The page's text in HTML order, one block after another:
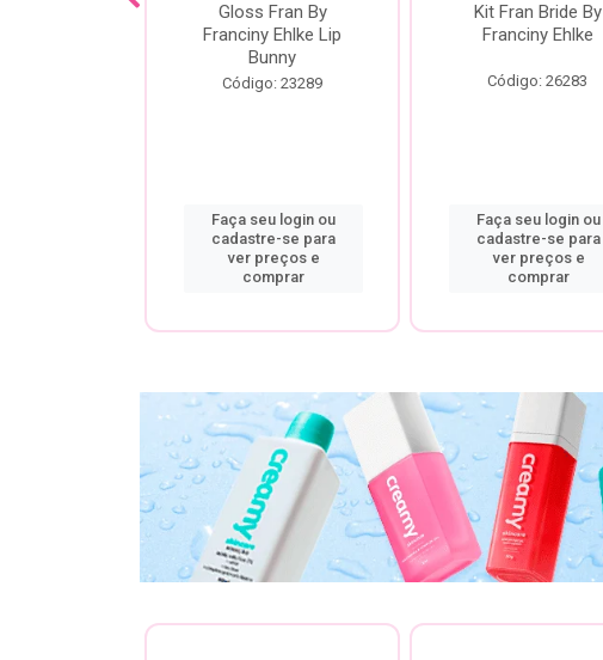
Gloss Fran By
Franciny Ehlke Lip
Bunny
Código: 23289
Faça seu login ou
cadastre-se para
ver preços e
comprar
Kit Fran Bride By
Franciny Ehlke
Código: 26283
Faça seu login ou
cadastre-se para
ver preços e
comprar